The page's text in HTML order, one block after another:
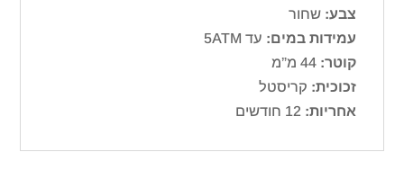
צבע: שחור
עמידות במים: עד 5ATM
קוטר: 44 מ”מ
זכוכית: קריסטל
אחריות: